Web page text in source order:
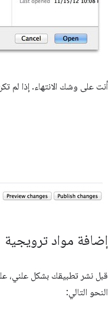
أنت على وشك الانتهاء. إذا لم
إضافة مواد ترويجية
قبل نشر تطبيقك بشكل علني،
النحو التالي: